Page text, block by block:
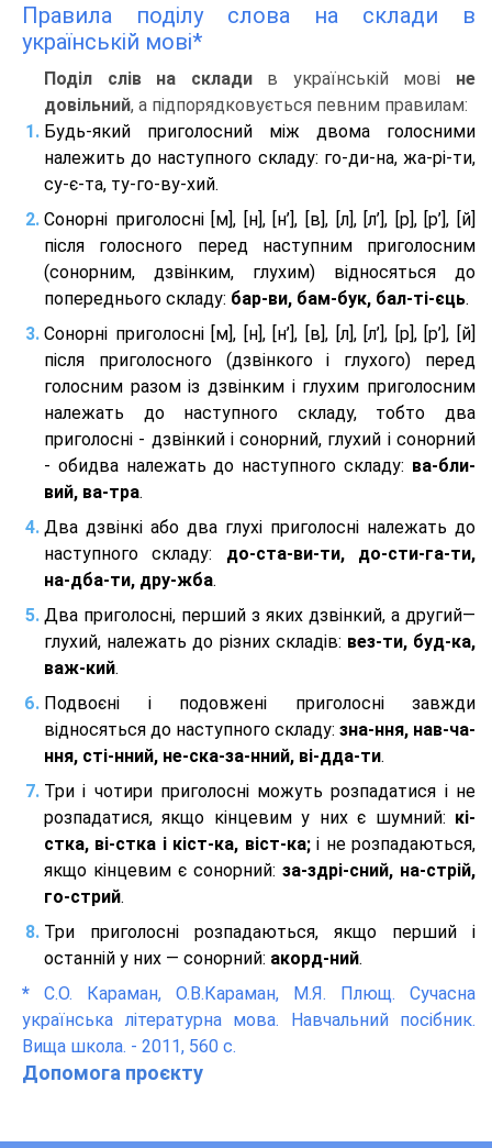
Правила поділу слова на склади в
українській мові*
Поділ слів на складив українській мові не
довільний, а підпорядковується певним правилам:
Будь-який приголосний між двома голосними
належить до наступного складу: го-ди-на, жа-рі-ти,
су-є-та, ту-го-ву-хий.
Сонорні приголосні [м], [н], [н’], [в], [л], [л’], [р], [р’], [й]
після голосного перед наступним приголосним
(сонорним, дзвінким, глухим) відносяться до
попереднього складу: бар-ви, бам-бук, бал-ті-єць.
Сонорні приголосні [м], [н], [н’], [в], [л], [л’], [р], [р’], [й]
після приголосного (дзвінкого і глухого) перед
голосним разом із дзвінким і глухим приголосним
належать до наступного складу, тобто два
приголосні - дзвінкий і сонорний, глухий і сонорний
- обидва належать до наступного складу: ва-бли-
вий, ва-тра.
Два дзвінкі або два глухі приголосні належать до
наступного складу: до-ста-ви-ти, до-сти-га-ти,
на-дба-ти, дру-жба.
Два приголосні, перший з яких дзвінкий, а другий—
глухий, належать до різних складів: вез-ти, буд-ка,
важ-кий.
Подвоєні і подовжені приголосні завжди
відносяться до наступного складу: зна-ння, нав-ча-
ння, сті-нний, не-ска-за-нний, ві-дда-ти.
Три і чотири приголосні можуть розпадатися і не
розпадатися, якщо кінцевим у них є шумний: кі-
стка, ві-стка і кіст-ка, віст-ка;і не розпадаються,
якщо кінцевим є сонорний: за-здрі-сний, на-стрій,
го-стрий.
Три приголосні розпадаються, якщо перший і
останній у них — сонорний: акорд-ний.
* С.О. Караман, О.В.Караман, М.Я. Плющ. Сучасна
українська літературна мова. Навчальний посібник.
Вища школа. - 2011, 560 с.
Допомога проєкту